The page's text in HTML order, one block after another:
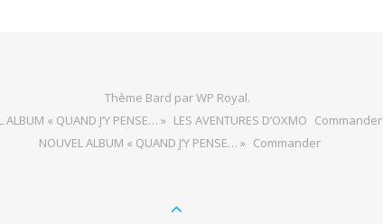
Thème Bard parWP Royal.
ALBUM « QUAND J’Y PENSE… » LES AVENTURES D’OXMO Commander
NOUVEL ALBUM « QUAND J’Y PENSE… » Commander